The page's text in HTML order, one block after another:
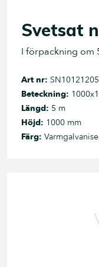
Svetsat
I förpackning om
Art nr: SN10121205
Beteckning:
Längd: 5 m
Höjd: 1000 mm
Färg: